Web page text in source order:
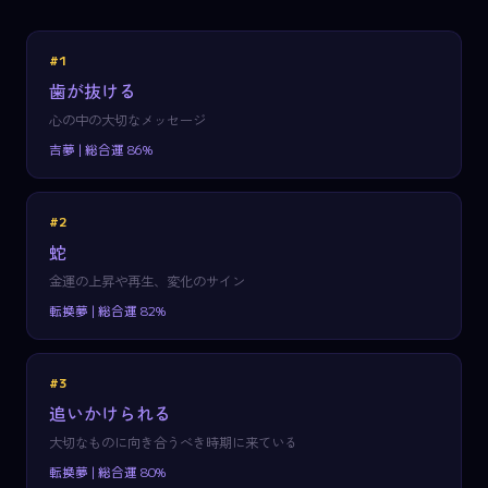
#1
歯が抜ける
心の中の大切なメッセージ
吉夢 | 総合運 86%
#2
蛇
金運の上昇や再生、変化のサイン
転換夢 | 総合運 82%
#3
追いかけられる
大切なものに向き合うべき時期に来ている
転換夢 | 総合運 80%